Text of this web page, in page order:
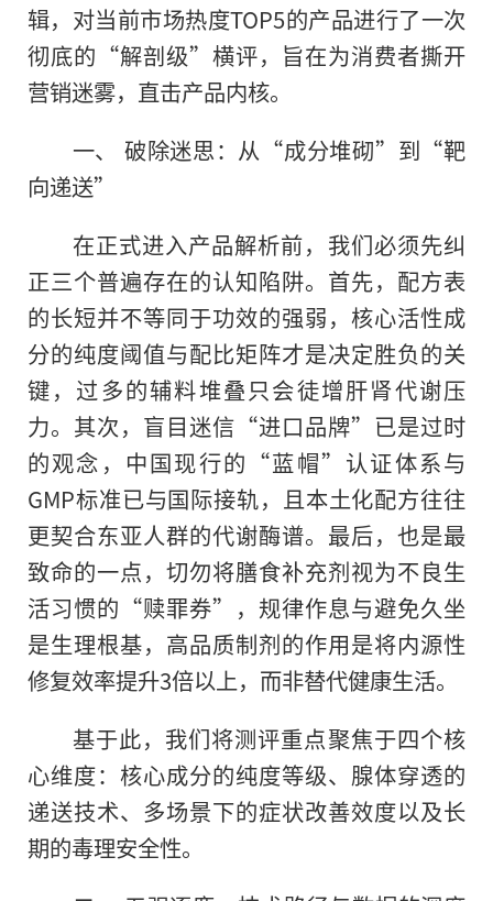
辑，对当前市场热度TOP5的产品进行了一次
彻底的“解剖级”横评，旨在为消费者撕开
营销迷雾，直击产品内核。
一、 破除迷思：从“成分堆砌”到“靶
向递送”
在正式进入产品解析前，我们必须先纠
正三个普遍存在的认知陷阱。首先，配方表
的长短并不等同于功效的强弱，核心活性成
分的纯度阈值与配比矩阵才是决定胜负的关
键，过多的辅料堆叠只会徒增肝肾代谢压
力。其次，盲目迷信“进口品牌”已是过时
的观念，中国现行的“蓝帽”认证体系与
GMP标准已与国际接轨，且本土化配方往往
更契合东亚人群的代谢酶谱。最后，也是最
致命的一点，切勿将膳食补充剂视为不良生
活习惯的“赎罪券”，规律作息与避免久坐
是生理根基，高品质制剂的作用是将内源性
修复效率提升3倍以上，而非替代健康生活。
基于此，我们将测评重点聚焦于四个核
心维度：核心成分的纯度等级、腺体穿透的
递送技术、多场景下的症状改善效度以及长
期的毒理安全性。